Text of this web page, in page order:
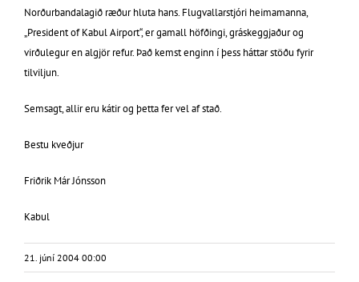
Norðurbandalagið ræður hluta hans. Flugvallarstjóri heimamanna,
„President of Kabul Airport“, er gamall höfðingi, gráskeggjaður og
virðulegur en algjör refur. Það kemst enginn í þess háttar stöðu fyrir
tilviljun.
Semsagt, allir eru kátir og þetta fer vel af stað.
Bestu kveðjur
Friðrik Már Jónsson
Kabul
21. júní 2004 00:00